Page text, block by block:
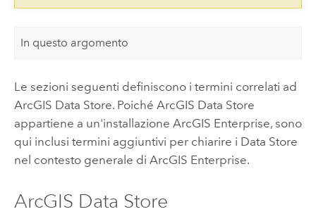
In questo argomento
Le sezioni seguenti definiscono i termini correlati ad
ArcGIS Data Store. Poiché ArcGIS Data Store
appartiene a un'installazione ArcGIS Enterprise, sono
qui inclusi termini aggiuntivi per chiarire i Data Store
nel contesto generale di ArcGIS Enterprise.
ArcGIS Data Store